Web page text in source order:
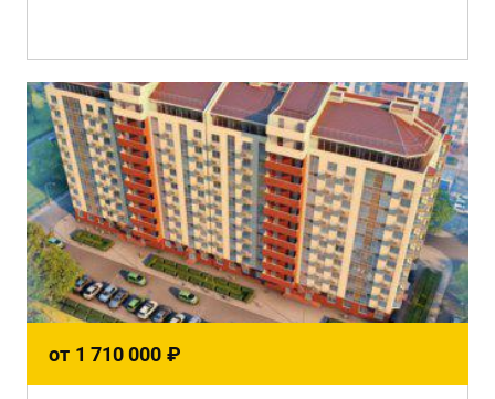
от 1 710 000 ₽